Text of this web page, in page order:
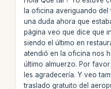
la oficina averiguando del
una duda ahora que
página veo que dice que
siendo el último en
atendió en la oficina nos
último almuerzo. Por
les agradecería. Y veo
traslado gratuito del